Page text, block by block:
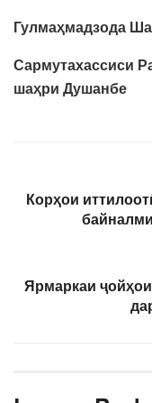
Гулмаҳмадзода
Сармутахассиси
шаҳри Душанбе
Корҳои
Ярмаркаи